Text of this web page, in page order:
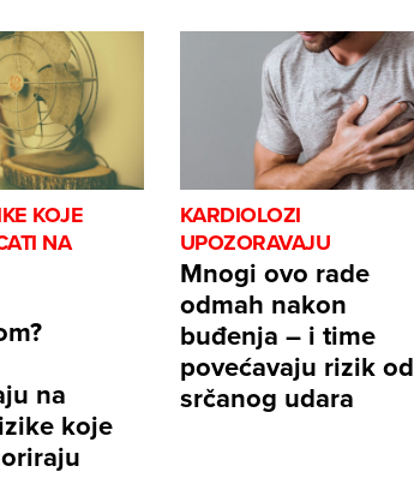
KOJE
NA
na
koje
KARDIOLOZI
UPOZORAVAJU
Mnogi ovo rade
odmah nakon
buđenja – i time
povećavaju rizik od
srčanog udara